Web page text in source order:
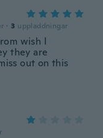
· 3 uppladdningar
wish I
they are
out on this